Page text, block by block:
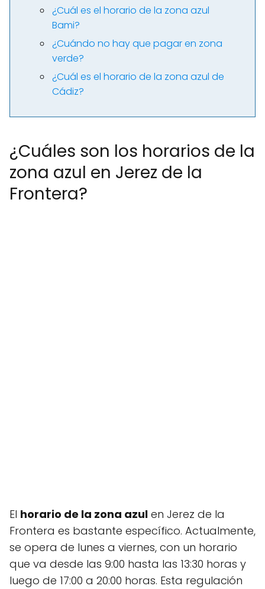
¿Cuál es el horario de la zona azul
Bami?
¿Cuándo no hay que pagar en zona
verde?
¿Cuál es el horario de la zona azul de
Cádiz?
¿Cuáles son los horarios de la
zona azul en Jerez de la
Frontera?
El horario de la zona azul en Jerez de la
Frontera es bastante específico. Actualmente,
se opera de lunes a viernes, con un horario
que va desde las 9:00 hasta las 13:30 horas y
luego de 17:00 a 20:00 horas. Esta regulación